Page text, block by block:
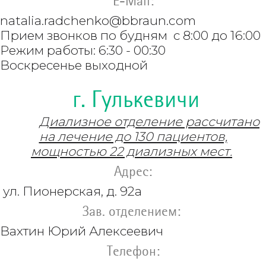
natalia.radchenko@bbraun.com
Прием звонков по будням с 8:00 до 16:00
Режим работы: 6:30 - 00:30
Воскресенье выходной
г. Гулькевичи
Диализное отделение рассчитано
на лечение до 130 пациентов,
мощностью 22 диализных мест.
Адрес:
ул. Пионерская, д. 92а
Зав. отделением:
Вахтин Юрий Алексеевич
Телефон: